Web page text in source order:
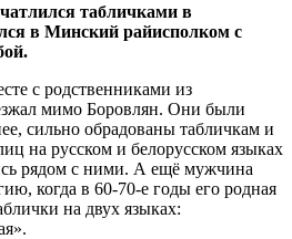
табличками в
в Минский райисполком с
с родственниками из
мимо Боровлян. Они были
сильно обрадованы табличкам и
на русском и белорусском языках
рядом с ними. А ещё мужчина
когда в 60-70-е годы его родная
на двух языках: